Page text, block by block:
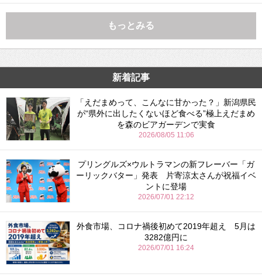
もっとみる
新着記事
「えだまめって、こんなに甘かった？」新潟県民
が“県外に出したくないほど食べる”極上えだまめ
を森のビアガーデンで実食
2026/08/05 11:06
プリングルズ×ウルトラマンの新フレーバー「ガ
ーリックバター」発表 片寄涼太さんが祝福イベ
ントに登場
2026/07/01 22:12
外食市場、コロナ禍後初めて2019年超え 5月は
3282億円に
2026/07/01 16:24